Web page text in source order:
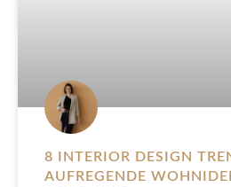
8 INTERIOR DESIGN
AUFREGENDE